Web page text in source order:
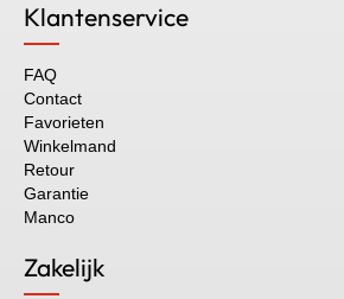
Klantenservice
FAQ
Contact
Favorieten
Winkelmand
Retour
Garantie
Manco
Zakelijk